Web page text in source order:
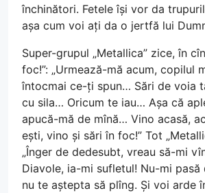
închinători. Fetele își vor da
așa cum voi ați da o jertfă lui
Super-grupul „Metallica” zice, în
foc!”: „Urmează-mă acum, copilul
întocmai ce-ți spun… Sări de voia
cu sila… Oricum te iau… Așa că
apucă-mă de mînă… Vino acasă,
ești, vino și sări în foc!” Tot
„Înger de dedesubt, vreau să-mi
Diavole, ia-mi sufletul! Nu-mi pasă
nu te aștepta să plîng. Și voi arde